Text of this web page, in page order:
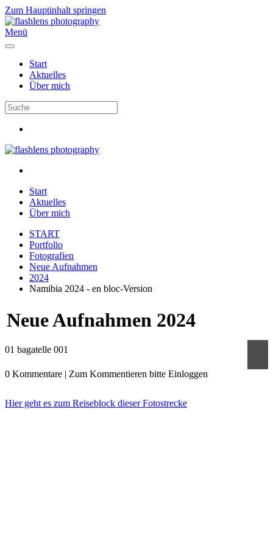
Zum Hauptinhalt springen
Menü
Start
Aktuelles
Über mich
Start
Aktuelles
Über mich
START
Portfolio
Fotografien
Neue Aufnahmen
2024
Namibia 2024 - en bloc-Version
Neue Aufnahmen 2024
01 bagatelle 001
0 Kommentare | Zum Kommentieren bitte Einloggen
Hier geht es zum Reiseblock dieser Fotostrecke